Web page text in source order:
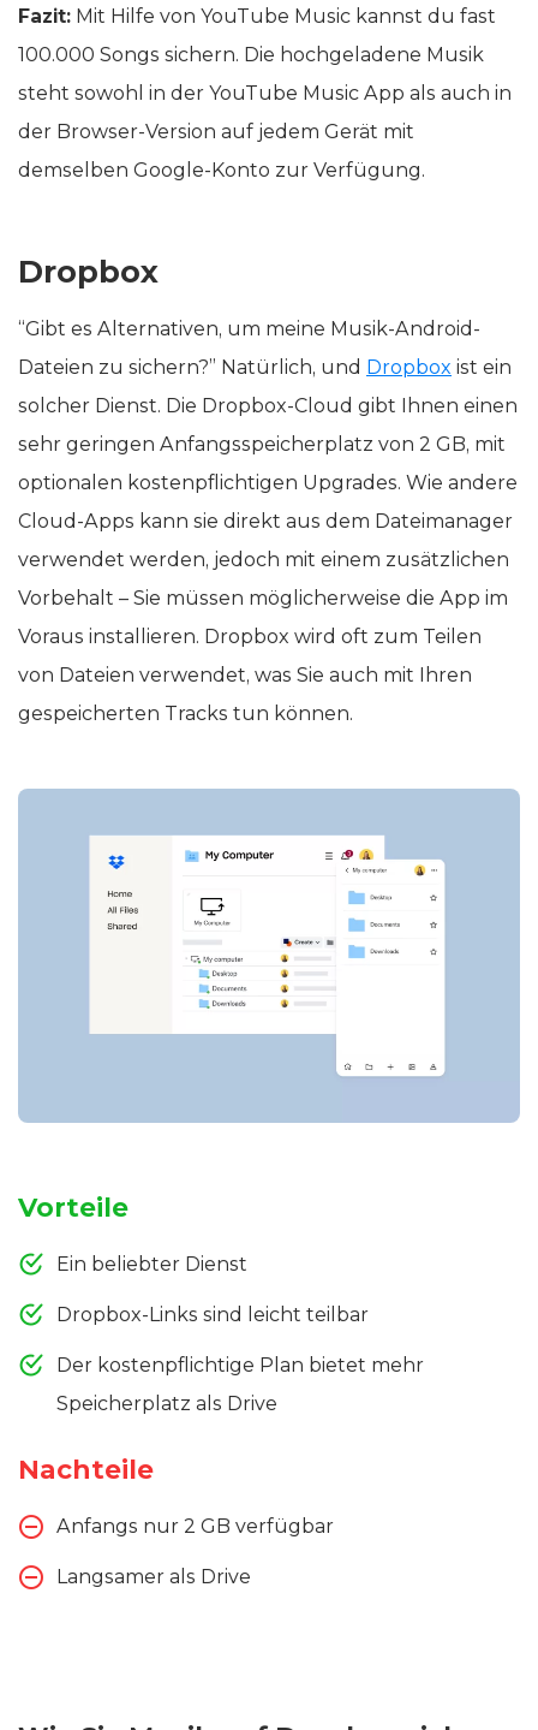
Fazit: Mit Hilfe von YouTube Music kannst du fast
100.000 Songs sichern. Die hochgeladene Musik
steht sowohl in der YouTube Music App als auch in
der Browser-Version auf jedem Gerät mit
demselben Google-Konto zur Verfügung.
Dropbox
“Gibt es Alternativen, um meine Musik-Android-
Dateien zu sichern?” Natürlich, und Dropbox ist ein
solcher Dienst. Die Dropbox-Cloud gibt Ihnen einen
sehr geringen Anfangsspeicherplatz von 2 GB, mit
optionalen kostenpflichtigen Upgrades. Wie andere
Cloud-Apps kann sie direkt aus dem Dateimanager
verwendet werden, jedoch mit einem zusätzlichen
Vorbehalt – Sie müssen möglicherweise die App im
Voraus installieren. Dropbox wird oft zum Teilen
von Dateien verwendet, was Sie auch mit Ihren
gespeicherten Tracks tun können.
Vorteile
Ein beliebter Dienst
Dropbox-Links sind leicht teilbar
Der kostenpflichtige Plan bietet mehr
Speicherplatz als Drive
Nachteile
Anfangs nur 2 GB verfügbar
Langsamer als Drive